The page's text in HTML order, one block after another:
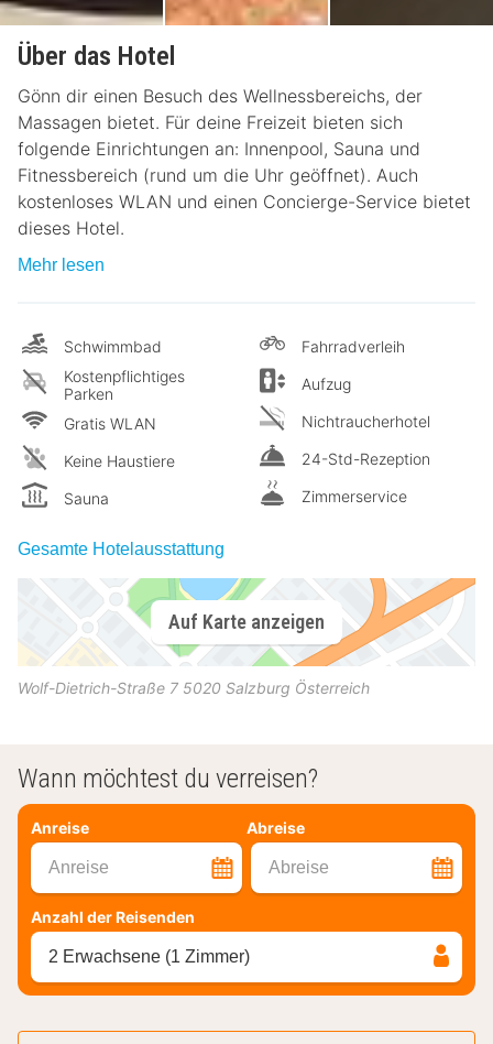
Über das Hotel
Gönn dir einen Besuch des Wellnessbereichs, der
Massagen bietet. Für deine Freizeit bieten sich
folgende Einrichtungen an: Innenpool, Sauna und
Fitnessbereich (rund um die Uhr geöffnet). Auch
kostenloses WLAN und einen Concierge-Service bietet
dieses Hotel.
Mehr lesen
Schwimmbad
Kostenpflichtiges
Parken
Gratis WLAN
Keine Haustiere
Sauna
Fahrradverleih
Aufzug
Nichtraucherhotel
24-Std-Rezeption
Zimmerservice
Gesamte Hotelausstattung
Auf Karte anzeigen
Wolf-Dietrich-Straße 7 5020 Salzburg Österreich
Wann möchtest du verreisen?
Anreise Abreise
Anreise Abreise
Anzahl der Reisenden
2 Erwachsene (1 Zimmer)